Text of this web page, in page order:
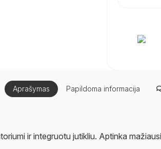
Aprašymas Papildoma informacija
ir integruotu jutikliu. Aptinka